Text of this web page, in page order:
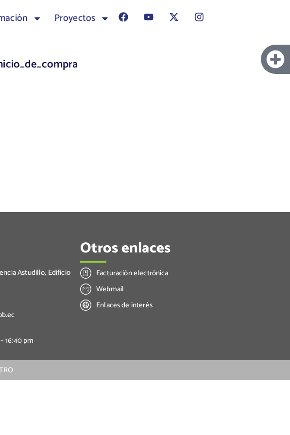
Proyectos
Astudillo, Edificio
16:40 pm
Otros enlaces
Facturación electrónica
Webmail
Enlaces de interés